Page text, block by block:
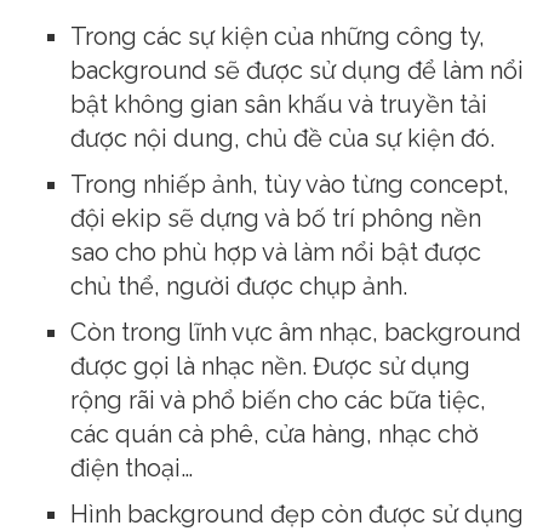
Trong các sự kiện của những công ty,
background sẽ được sử dụng để làm nổi
bật không gian sân khấu và truyền tải
được nội dung, chủ đề của sự kiện đó.
Trong nhiếp ảnh, tùy vào từng concept,
đội ekip sẽ dựng và bố trí phông nền
sao cho phù hợp và làm nổi bật được
chủ thể, người được chụp ảnh.
Còn trong lĩnh vực âm nhạc, background
được gọi là nhạc nền. Được sử dụng
rộng rãi và phổ biến cho các bữa tiệc,
các quán cà phê, cửa hàng, nhạc chờ
điện thoại…
Hình background đẹp còn được sử dụng